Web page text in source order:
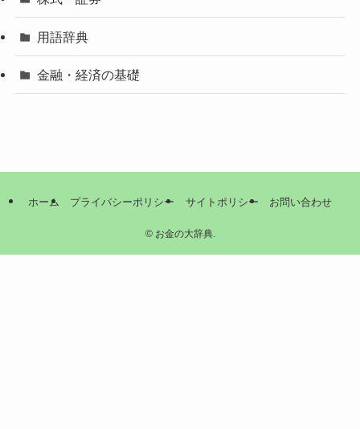
用語辞典
金融・経済の基礎
ホーム プライバシーポリシー サイトポリシー お問い合わせ
©お金の大辞典.